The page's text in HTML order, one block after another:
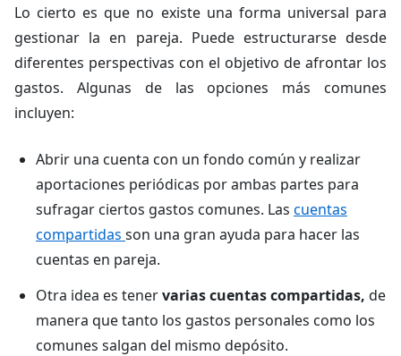
Lo cierto es que no existe una forma universal para
gestionar la en pareja. Puede estructurarse desde
diferentes perspectivas con el objetivo de afrontar los
gastos. Algunas de las opciones más comunes
incluyen:
Abrir una cuenta con un fondo común y realizar
aportaciones periódicas por ambas partes para
sufragar ciertos gastos comunes. Las cuentas
compartidas son una gran ayuda para hacer las
cuentas en pareja.
Otra idea es tenervarias cuentas compartidas, de
manera que tanto los gastos personales como los
comunes salgan del mismo depósito.